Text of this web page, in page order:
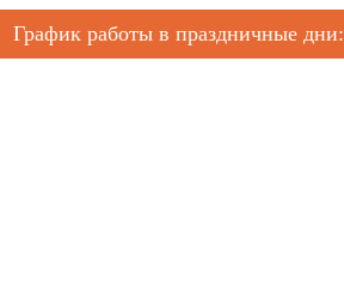
График работы в праздничные дни: